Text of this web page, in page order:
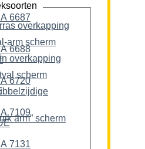
overkapping
val-arm scherm
tuin overkapping
uitval scherm
“knik arm” scherm